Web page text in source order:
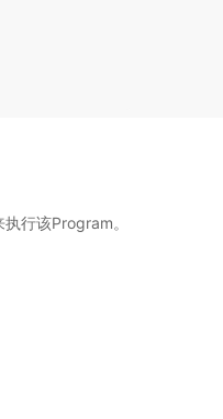
行该Program。